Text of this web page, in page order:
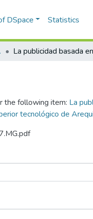
DSpace Statistics
the following item: La
tecnológico de